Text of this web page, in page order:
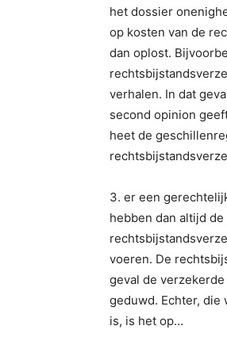
het dossier
op kosten van de
dan oplost.
verhalen. In dat
second opinion
heet de
3. er een
hebben dan altijd
voeren. De
geval de
geduwd. Echter,
is, is het op…